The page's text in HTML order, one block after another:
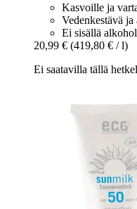
Kasvoille ja
Vedenkestävä
Ei sisällä
20,99 € (419,80 € / l)
Ei saatavilla tällä